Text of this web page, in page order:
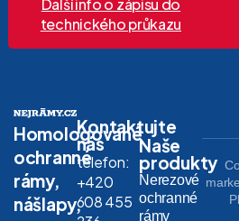
Další info o zápisu do
technického průkazu
Homologované
ochranné
rámy,
nášlapy,
Kontaktujte
nás
telefon:
+420
608 455
Naše
produkty
Nerezové
ochranné
rámy